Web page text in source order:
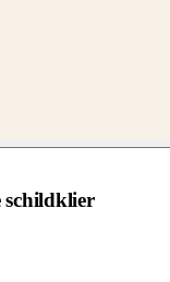
schildklier